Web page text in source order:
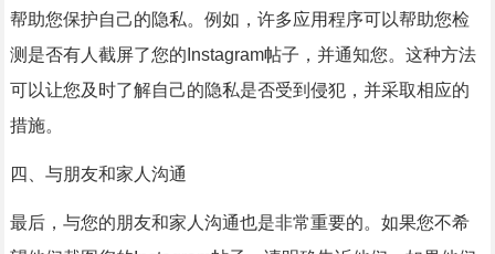
帮助您保护自己的隐私。例如，许多应用程序可以帮助您检
测是否有人截屏了您的Instagram帖子，并通知您。这种方法
可以让您及时了解自己的隐私是否受到侵犯，并采取相应的
措施。
四、与朋友和家人沟通
最后，与您的朋友和家人沟通也是非常重要的。如果您不希